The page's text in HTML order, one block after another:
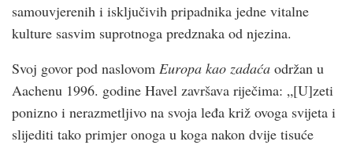
samouvjerenih i isključivih pripadnika jedne vitalne
kulture sasvim suprotnoga predznaka od njezina.
Svoj govor pod naslovom Europa kao zadaća održan u
Aachenu 1996. godine Havel završava riječima: „[U]zeti
ponizno i nerazmetljivo na svoja leđa križ ovoga svijeta i
slijediti tako primjer onoga u koga nakon dvije tisuće